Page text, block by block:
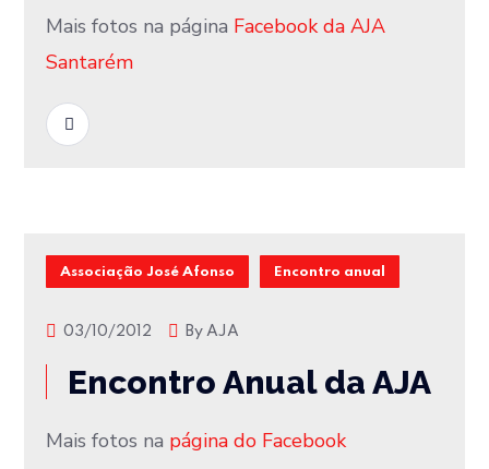
Mais fotos na página Facebook da AJA
Santarém
Associação José Afonso Encontro anual
03/10/2012 ByAJA
Encontro Anual da AJA
Mais fotos na página do Facebook